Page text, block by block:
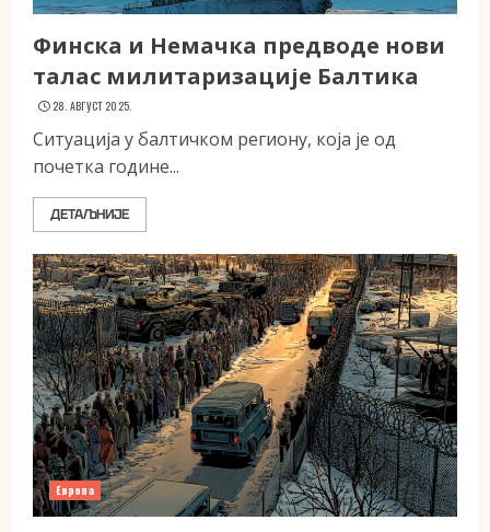
Финска и Немачка предводе нови
талас милитаризације Балтика
28. АВГУСТ 2025.
Ситуација у балтичком региону, која је од
почетка године...
ДЕТАЉНИЈЕ
Европа